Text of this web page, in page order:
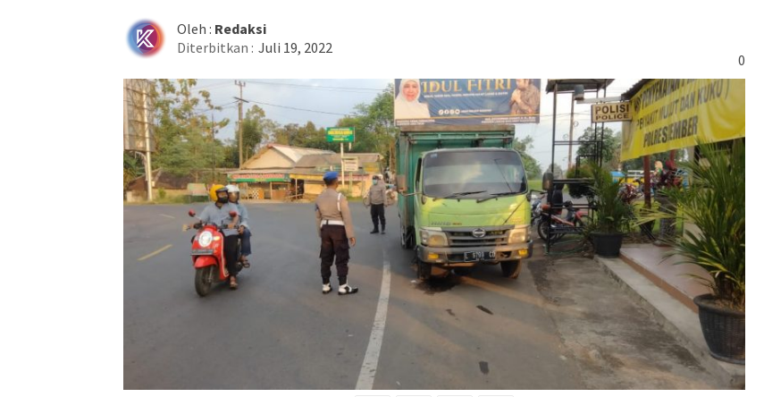
Oleh : Redaksi
0
Diterbitkan : Juli 19, 2022